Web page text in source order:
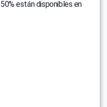
están disponibles en